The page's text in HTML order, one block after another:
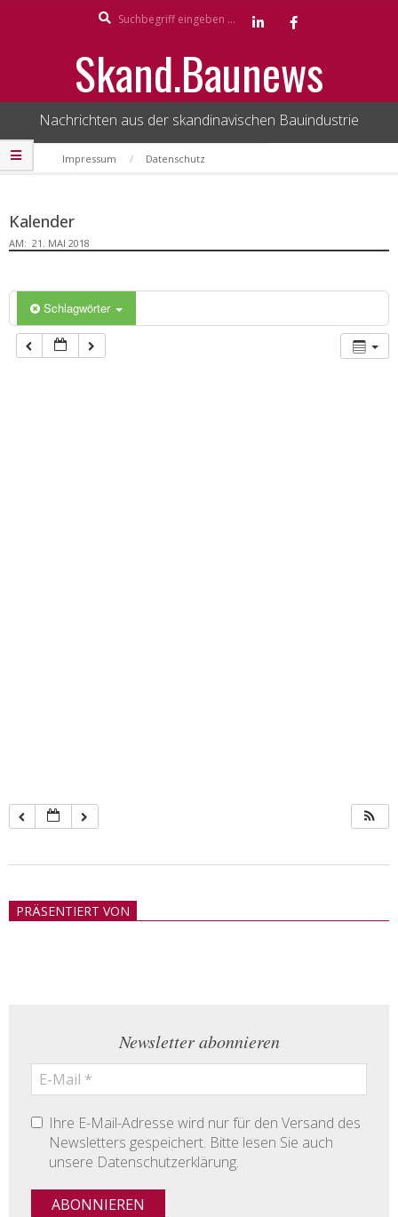
Skand.Baunews
Nachrichten aus der skandinavischen Bauindustrie
Secondary
Navigation
Impressum Datenschutz
Kalender
AM: 21. MAI 2018
Schlagwörter
21
PRÄSENTIERT VON
Newsletter abonnieren
Ihre E-Mail-Adresse wird nur für den Versand des
Newsletters gespeichert. Bitte lesen Sie auch
unsere Datenschutzerklärung.